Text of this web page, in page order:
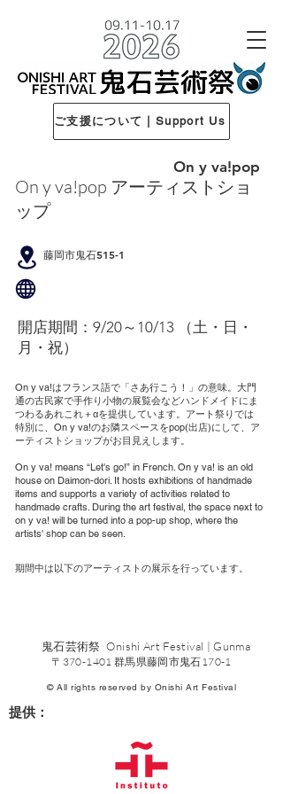
ご支援について | Support Us
On y va!pop
On y va!pop アーティストショ
ップ
藤岡市鬼石515-1
開店期間：9/20～10/13 （土・日・
月・祝）
On y va!はフランス語で「さあ行こう！」の意味。大門
通の古民家で手作り小物の展覧会などハンドメイドにま
つわるあれこれ＋αを提供しています。アート祭りでは
特別に、On y va!のお隣スペースをpop(出店)にして、ア
ーティストショップがお目見えします。
On y va! means “Let's go!” in French. On y va! is an old
house on Daimon-dori. It hosts exhibitions of handmade
items and supports a variety of activities related to
handmade crafts. During the art festival, the space next to
on y va! will be turned into a pop-up shop, where the
artists' shop can be seen.
期間中は以下のアーティストの展示を行っています。
鬼石芸術祭 Onishi Art Festival | Gunma
〒370-1401 群馬県藤岡市鬼石170-1
© All rights reserved by Onishi Art Festival
提供：